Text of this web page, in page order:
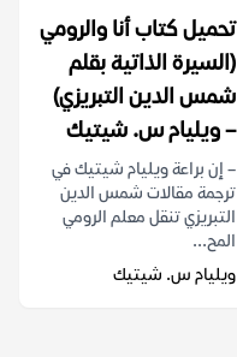
تحميل كتاب أنا والرومي
(السيرة الذاتية بقلم
شمس الدين التبريزي)
– ويليام س. شيتيك
– إن براعة ويليام شيتيك في
ترجمة مقالات شمس الدين
التبريزي تنقل معلم الرومي
المح...
ويليام س. شيتيك